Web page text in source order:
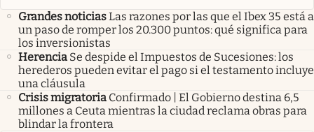
Grandes noticiasLas razones por las que el Ibex 35 está a
un paso de romper los 20.300 puntos: qué significa para
los inversionistas
Herencia Se despide el Impuestos de Sucesiones: los
herederos pueden evitar el pago si el testamento incluye
una cláusula
Crisis migratoria Confirmado | El Gobierno destina 6,5
millones a Ceuta mientras la ciudad reclama obras para
blindar la frontera